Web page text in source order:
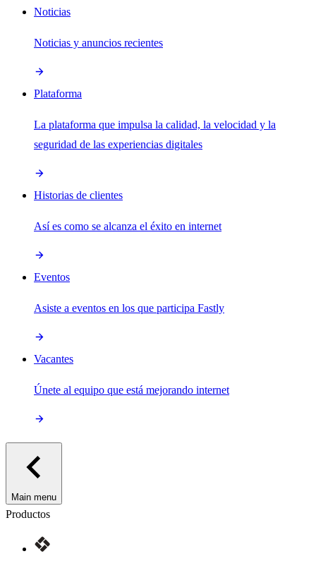
Noticias
Noticias y anuncios recientes
Plataforma
La plataforma que impulsa la calidad, la velocidad y la
seguridad de las experiencias digitales
Historias de clientes
Así es como se alcanza el éxito en internet
Eventos
Asiste a eventos en los que participa Fastly
Vacantes
Únete al equipo que está mejorando internet
Main menu
Productos